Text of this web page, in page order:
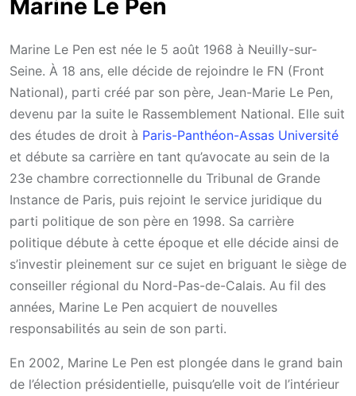
Marine Le Pen
Marine Le Pen est née le 5 août 1968 à Neuilly-sur-
Seine. À 18 ans, elle décide de rejoindre le FN (Front
National), parti créé par son père, Jean-Marie Le Pen,
devenu par la suite le Rassemblement National. Elle suit
des études de droit à Paris-Panthéon-Assas Université
et débute sa carrière en tant qu’avocate au sein de la
23e chambre correctionnelle du Tribunal de Grande
Instance de Paris, puis rejoint le service juridique du
parti politique de son père en 1998. Sa carrière
politique débute à cette époque et elle décide ainsi de
s’investir pleinement sur ce sujet en briguant le siège de
conseiller régional du Nord-Pas-de-Calais. Au fil des
années, Marine Le Pen acquiert de nouvelles
responsabilités au sein de son parti.
En 2002, Marine Le Pen est plongée dans le grand bain
de l’élection présidentielle, puisqu’elle voit de l’intérieur